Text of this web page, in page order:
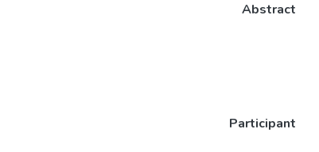
Abstract
Participant